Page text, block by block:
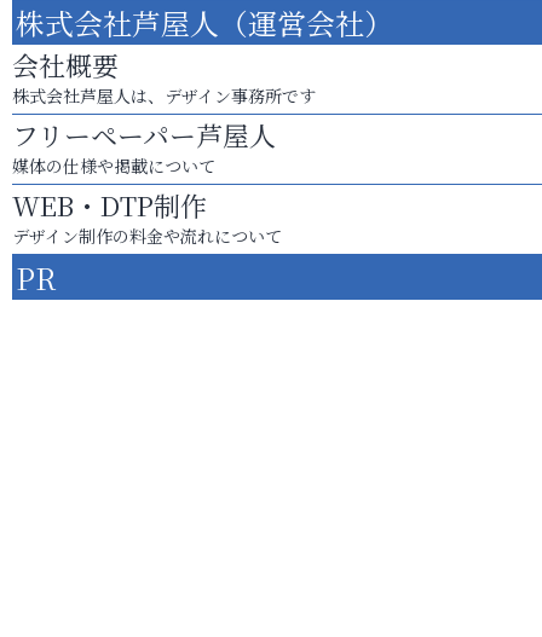
株式会社芦屋人（運営会社）
会社概要
株式会社芦屋人は、デザイン事務所です
フリーペーパー芦屋人
媒体の仕様や掲載について
WEB・DTP制作
デザイン制作の料金や流れについて
PR